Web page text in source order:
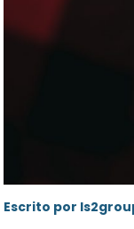
Escrito por